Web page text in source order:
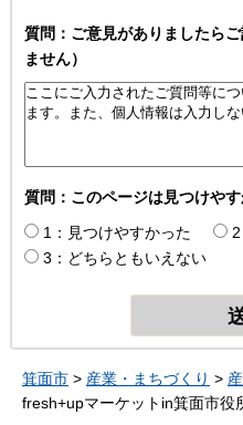
質問：ご意見がありましたら
ません）
質問：このページは見つけや
1：見つけやすかった
3：どちらともいえない
箕面市 > 産業・まちづくり >
fresh+upマーケットin箕面市役